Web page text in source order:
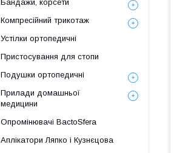
Бандажи, корсети
Компресійний трикотаж
Устілки ортопедичні
Пристосування для стопи
Подушки ортопедичні
Прилади домашньої
медицини
Опромінювачі BactoSfera
Аплікатори Ляпко і Кузнєцова